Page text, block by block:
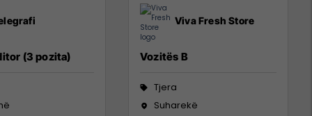
(3 pozita)
Viva Fresh Store
Vozitës B
Tjera
Suharekë